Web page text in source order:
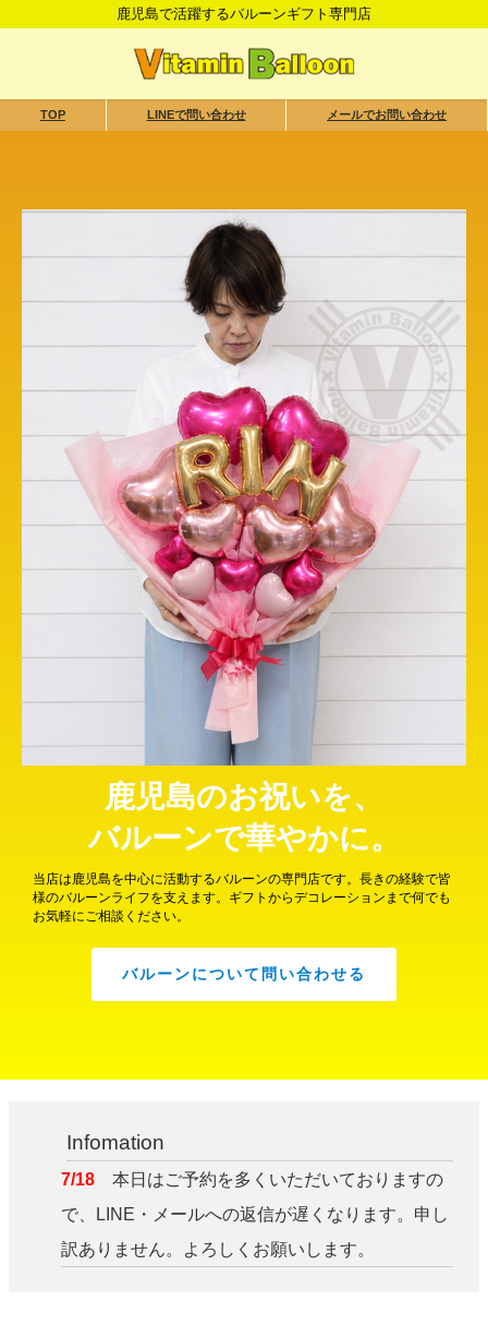
鹿児島で活躍するバルーンギフト専門店
TOP LINEで問い合わせ メールでお問い合わせ
鹿児島のお祝いを、
バルーンで華やかに。
当店は鹿児島を中心に活動するバルーンの専門店です。長きの経験で皆
様のバルーンライフを支えます。ギフトからデコレーションまで何でも
お気軽にご相談ください。
バルーンについて問い合わせる
Infomation
7/18 本日はご予約を多くいただいておりますの
で、LINE・メールへの返信が遅くなります。申し
訳ありません。よろしくお願いします。